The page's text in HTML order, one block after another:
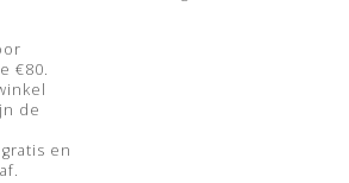
€80.
de
en